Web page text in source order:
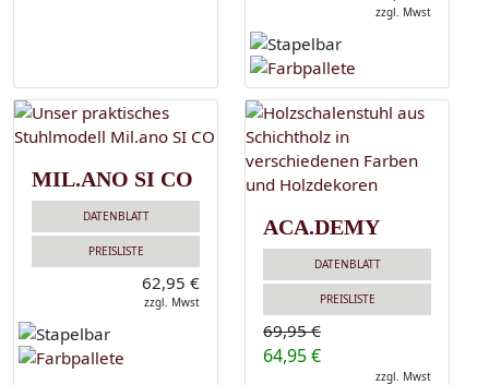
zzgl. Mwst
MIL.ANO SI CO
DATENBLATT
PREISLISTE
62,95 €
zzgl. Mwst
ACA.DEMY
DATENBLATT
PREISLISTE
69,95 €
64,95 €
zzgl. Mwst